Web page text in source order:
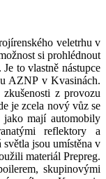
veletrhu v
si prohlédnout
to vlastně nástupce
AZNP v Kvasinách.
z provozu
je zcela nový vůz se
jako mají automobily
reflektory a
jsou umístěna v
materiál Prepreg.
skupinovými